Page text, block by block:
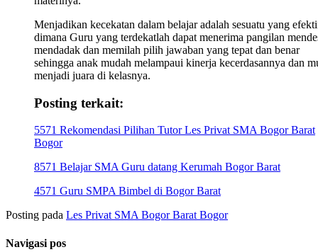
Menjadikan kecekatan dalam belajar adalah sesuatu yang
dimana Guru yang terdekatlah dapat menerima pangilan
mendadak dan memilah pilih jawaban yang tepat dan benar
sehingga anak mudah melampaui kinerja kecerdasannya dan
menjadi juara di kelasnya.
Posting terkait:
5571 Rekomendasi Pilihan Tutor Les Privat SMA Bogor Barat
Bogor
8571 Belajar SMA Guru datang Kerumah Bogor Barat
4571 Guru SMPA Bimbel di Bogor Barat
Posting pada Les Privat SMA Bogor Barat Bogor
Navigasi pos